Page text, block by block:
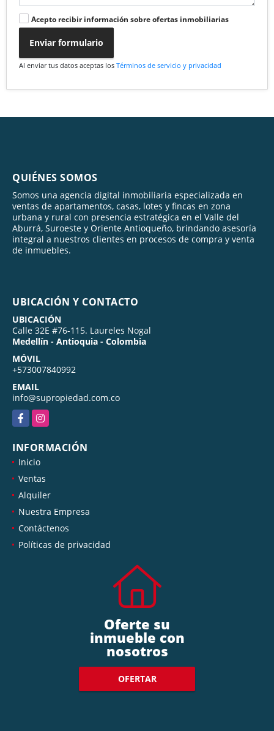
Acepto recibir información sobre ofertas inmobiliarias
Enviar formulario
Al enviar tus datos aceptas los Términos de servicio y privacidad
QUIÉNES SOMOS
Somos una agencia digital inmobiliaria especializada en
ventas de apartamentos, casas, lotes y fincas en zona
urbana y rural con presencia estratégica en el Valle del
Aburrá, Suroeste y Oriente Antioqueño, brindando asesoría
integral a nuestros clientes en procesos de compra y venta
de inmuebles.
UBICACIÓN Y CONTACTO
UBICACIÓN
Calle 32E #76-115. Laureles Nogal
Medellín - Antioquia - Colombia
MÓVIL
+573007840992
EMAIL
info@supropiedad.com.co
FacebookInstagram
INFORMACIÓN
Inicio
Ventas
Alquiler
Nuestra Empresa
Contáctenos
Políticas de privacidad
Oferte su
inmueble con
nosotros
OFERTAR